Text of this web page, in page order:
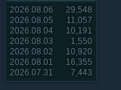
2026.08.06
29,548
2026.08.05
11,057
2026.08.04
10,191
2026.08.03
1,550
2026.08.02
10,920
2026.08.01
16,355
2026.07.31
7,443